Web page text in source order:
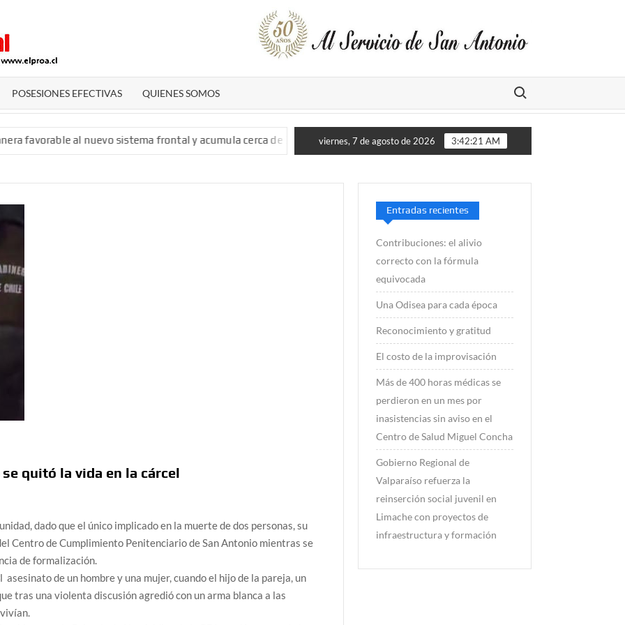
Antonio
POSESIONES EFECTIVAS QUIENES SOMOS
Buscar:
al nuevo sistema frontal y acumula cerca de 300 milímetros de lluvia este año ALGARROBO ES RECONOCIDO
viernes, 7 de agosto de 2026 3:42:22 AM
quitó la vida en la cárcel
dado que el único implicado en la muerte de dos personas, su
Centro de Cumplimiento Penitenciario de San Antonio mientras se
de formalización.
de un hombre y una mujer, cuando el hijo de la pareja, un
tras una violenta discusión agredió con un arma blanca a las
Entradas recientes
Contribuciones: el alivio
correcto con la fórmula
equivocada
Una Odisea para cada época
Reconocimiento y gratitud
El costo de la improvisación
Más de 400 horas médicas se
perdieron en un mes por
inasistencias sin aviso en el
Centro de Salud Miguel Concha
Gobierno Regional de
Valparaíso refuerza la
reinserción social juvenil en
Limache con proyectos de
infraestructura y formación